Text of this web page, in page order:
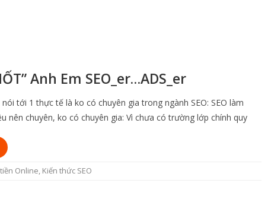
Anh Em SEO_er…ADS_er
nói tới 1 thực tế là ko có chuyên gia trong ngành SEO: SEO làm
nên chuyên, ko có chuyên gia: Vì chưa có trường lớp chính quy
Online, Kiến thức SEO